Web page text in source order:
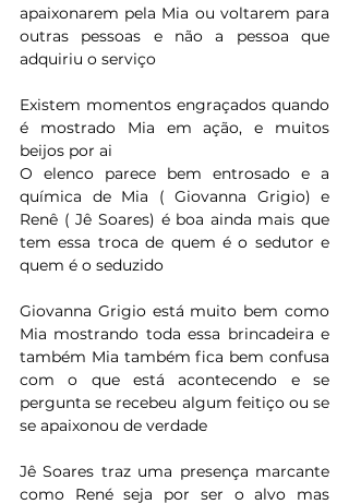
apaixonarem pela Mia ou voltarem para
outras pessoas e não a pessoa que
adquiriu o serviço
Existem momentos engraçados quando
é mostrado Mia em ação, e muitos
beijos por ai
O elenco parece bem entrosado e a
química de Mia ( Giovanna Grigio) e
Renê ( Jê Soares) é boa ainda mais que
tem essa troca de quem é o sedutor e
quem é o seduzido
Giovanna Grigio está muito bem como
Mia mostrando toda essa brincadeira e
também Mia também fica bem confusa
com o que está acontecendo e se
pergunta se recebeu algum feitiço ou se
se apaixonou de verdade
Jê Soares traz uma presença marcante
como René seja por ser o alvo mas